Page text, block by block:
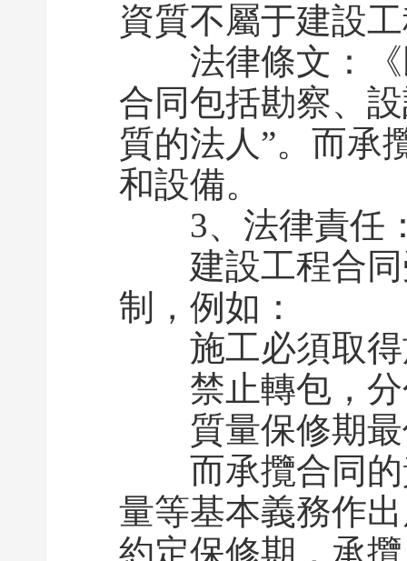
資質不屬于建設
法律條文：《
合同包括勘察、
質的法人”。而承
和設備。
3、法律責任：
建設工程合同
制，例如：
施工必須取得
禁止轉包，分
質量保修期最
而承攬合同的
量等基本義務作
約定保修期，承